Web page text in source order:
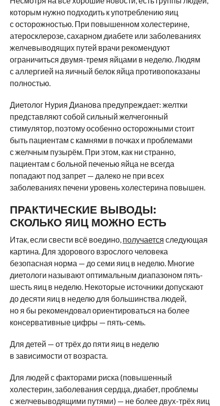
которым нужно подходить к употреблению яиц
с осторожностью. При повышенном холестерине,
атеросклерозе, сахарном диабете или заболеваниях
желчевыводящих путей врачи рекомендуют
ограничиться двумя-тремя яйцами в неделю. Людям
с аллергией на яичный белок яйца противопоказаны
полностью.
Диетолог Нурия Дианова предупреждает: желтки
представляют собой сильный желчегонный
стимулятор, поэтому особенно осторожными стоит
быть пациентам с камнями в почках и проблемами
с желчным пузырём. При этом, как ни странно,
пациентам с больной печенью яйца не всегда
попадают под запрет — далеко не при всех
заболеваниях печени уровень холестерина повышен.
ПРАКТИЧЕСКИЕ ВЫВОДЫ:
СКОЛЬКО ЯИЦ МОЖНО ЕСТЬ
Итак, если свести всё воедино, получается следующая
картина. Для здорового взрослого человека
безопасная норма — до семи яиц в неделю. Многие
диетологи называют оптимальным диапазоном пять-
шесть яиц в неделю. Некоторые источники допускают
до десяти яиц в неделю для большинства людей,
но я бы рекомендовал ориентироваться на более
консервативные цифры — пять-семь.
Для детей — от трёх до пяти яиц в неделю
в зависимости от возраста.
Для людей с факторами риска (повышенный
холестерин, заболевания сердца, диабет, проблемы
с желчевыводящими путями) — не более двух-трёх яиц